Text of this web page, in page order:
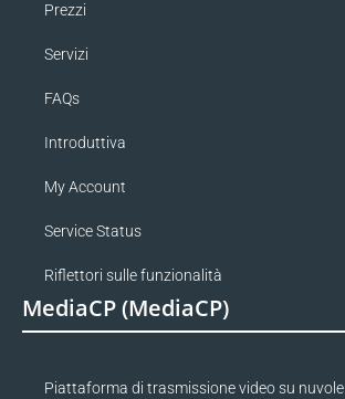
Prezzi
Servizi
FAQs
Introduttiva
My Account
Service Status
Riflettori sulle funzionalità
MediaCP (MediaCP)
Piattaforma di trasmissione video su nuvole